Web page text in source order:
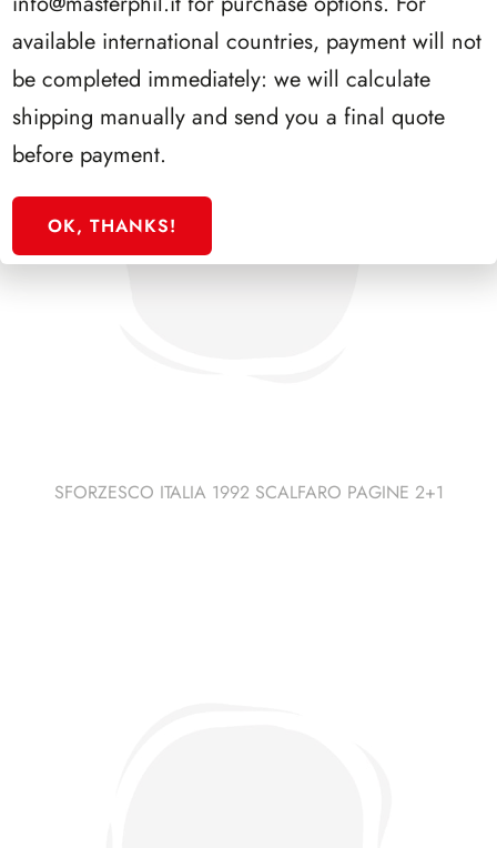
SFORZESCO ITALIA 1992 SCALFARO PAGINE 2+1
available international countries, payment will not
be completed immediately: we will calculate
shipping manually and send you a final quote
before payment.
OK, THANKS!